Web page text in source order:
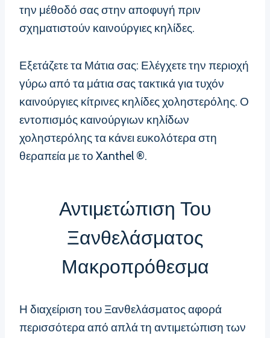
την μέθοδό σας στην αποφυγή πριν
σχηματιστούν καινούργιες κηλίδες.
Εξετάζετε τα Μάτια σας: Ελέγχετε την περιοχή
γύρω από τα μάτια σας τακτικά για τυχόν
καινούργιες κίτρινες κηλίδες χοληστερόλης. Ο
εντοπισμός καινούργιων κηλίδων
χοληστερόλης τα κάνει ευκολότερα στη
θεραπεία με το Xanthel ®.
Αντιμετώπιση Του
Ξανθελάσματος
Μακροπρόθεσμα
Η διαχείριση του Ξανθελάσματος αφορά
περισσότερα από απλά τη αντιμετώπιση των